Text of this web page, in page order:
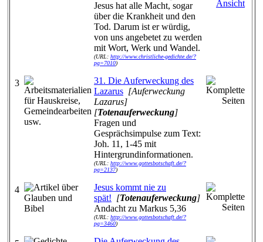
Jesus hat alle Macht, sogar
über die Krankheit und den
Tod. Darum ist er würdig,
von uns angebetet zu werden
mit Wort, Werk und Wandel.
(URL: http://www.christliche-gedichte.de/?
pg=7010)
3
31. Die Auferweckung des
Lazarus [Auferweckung
Lazarus]
[Totenauferweckung]
Fragen und
Gesprächsimpulse zum Text:
Joh. 11, 1-45 mit
Hintergrundinformationen.
(URL: http://www.gottesbotschaft.de/?
pg=2137)
4
Jesus kommt nie zu
spät! [Totenauferweckung]
Andacht zu Markus 5,36
(URL: http://www.gottesbotschaft.de/?
pg=3460)